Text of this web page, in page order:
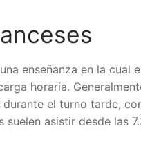
enseñanza en la cual
horaria.
el turno tarde,
asistir desde las